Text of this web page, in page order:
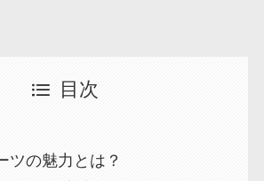
目次
ツの魅力とは？